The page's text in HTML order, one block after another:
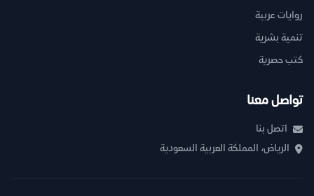
روايات عربية
تنمية بشرية
كتب حصرية
تواصل معنا
اتصل بنا
الرياض، المملكة العربية السعودية